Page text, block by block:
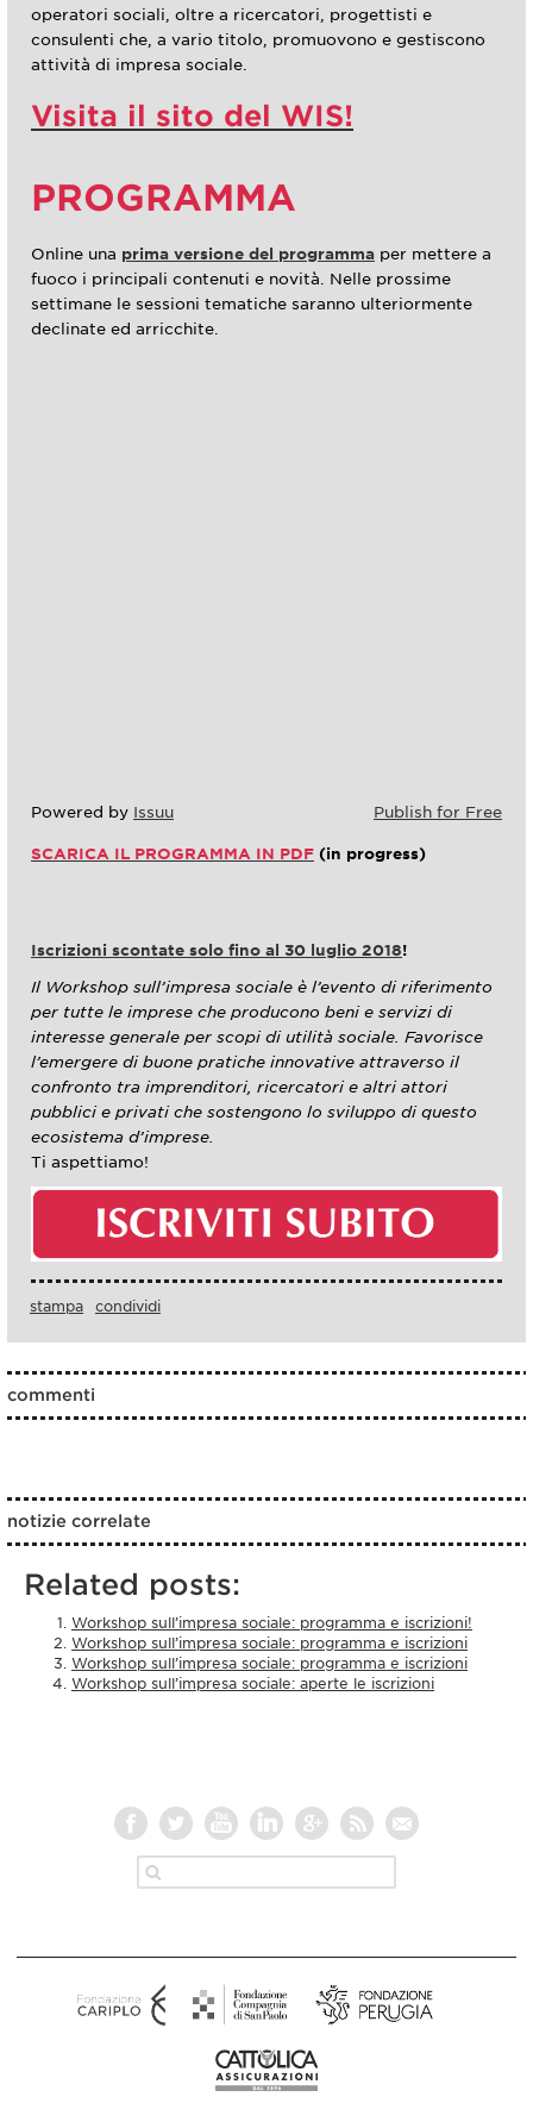
operatori sociali, oltre a ricercatori, progettisti e
consulenti che, a vario titolo, promuovono e gestiscono
attività di impresa sociale.
Visita il sito del WIS!
PROGRAMMA
Online una prima versione del programma per mettere a
fuoco i principali contenuti e novità. Nelle prossime
settimane le sessioni tematiche saranno ulteriormente
declinate ed arricchite.
Powered by Issuu Publish for Free
SCARICA IL PROGRAMMA IN PDF (in progress)
Iscrizioni scontate solo fino al 30 luglio 2018!
Il Workshop sull’impresa sociale è l’evento di riferimento
per tutte le imprese che producono beni e servizi di
interesse generale per scopi di utilità sociale. Favorisce
l’emergere di buone pratiche innovative attraverso il
confronto tra imprenditori, ricercatori e altri attori
pubblici e privati che sostengono lo sviluppo di questo
ecosistema d’imprese.
Ti aspettiamo!
stampa condividi
commenti
notizie correlate
Related posts:
Workshop sull’impresa sociale: programma e iscrizioni!
Workshop sull’impresa sociale: programma e iscrizioni
Workshop sull’impresa sociale: programma e iscrizioni
Workshop sull’impresa sociale: aperte le iscrizioni